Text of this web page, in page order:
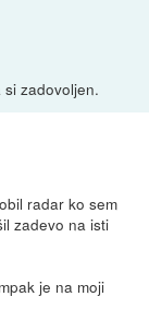
si zadovoljen.
radar ko sem
zadevo na isti
je na moji